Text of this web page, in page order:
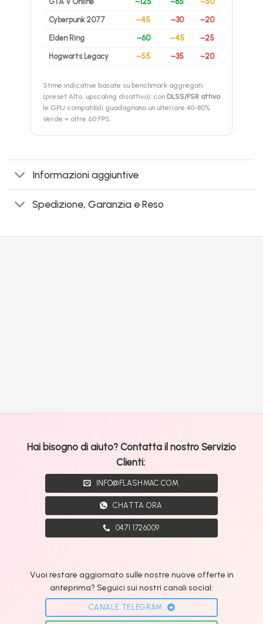
Cyberpunk 2077 ~45 ~30 ~20
Elden Ring ~60 ~45 ~25
Hogwarts Legacy ~55 ~35 ~20
Stime indicative basate su benchmark aggregati
(preset Alto, upscaling disattivo): con DLSS/FSR attivo
le GPU compatibili guadagnano un ulteriore 40-80%.
Verde = oltre 60 FPS.
Informazioni aggiuntive
Spedizione, Garanzia e Reso
Hai bisogno di aiuto? Contatta il nostro Servizio
Clienti:
INFO@FLASHMAC.COM
CHATTA ORA
0471 1726009
Vuoi restare aggiornato sulle nostre nuove offerte in
anteprima? Seguici sui nostri canali social:
CANALE TELEGRAM